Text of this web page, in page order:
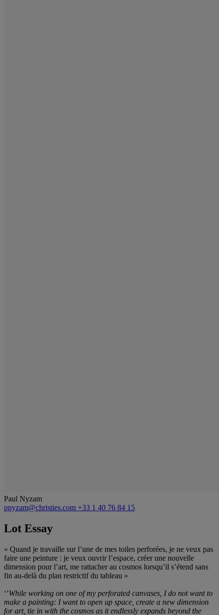
Paul Nyzam
pnyzam@christies.com +33 1 40 76 84 15
Lot Essay
« Quand je travaille sur l’une de mes toiles perforées, je ne veux pas
faire une peinture : je veux ouvrir l’espace, créer une nouvelle
dimension pour l’art, me rattacher au cosmos lorsqu’il s’étend sans
fin au-delà du plan restrictif du tableau »
‘’While working on one of my perforated canvases, I do not want to
make a painting: I want to open up space, create a new dimension
for art, tie in with the cosmos as it endlessly expands beyond the